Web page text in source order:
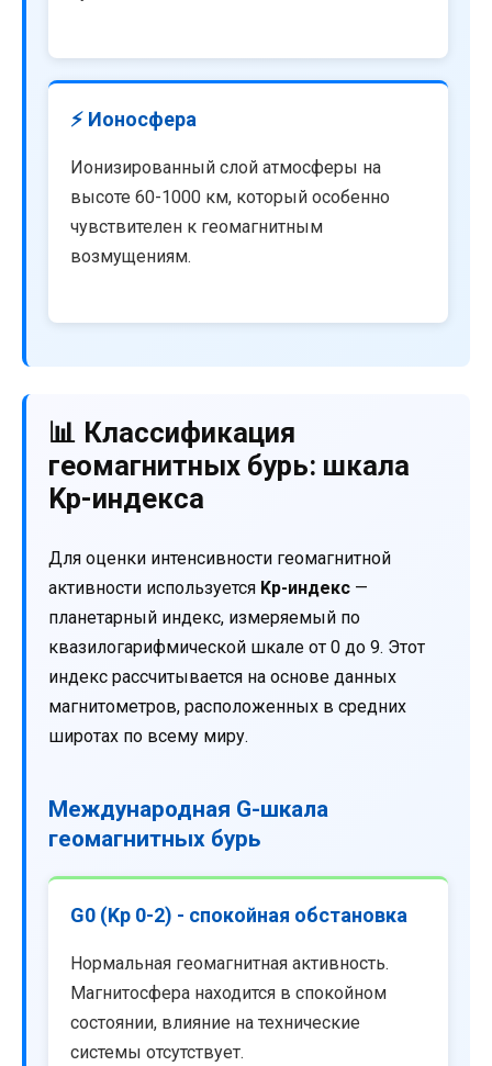
⚡ Ионосфера
Ионизированный слой атмосферы на
высоте 60-1000 км, который особенно
чувствителен к геомагнитным
возмущениям.
📊 Классификация
геомагнитных бурь: шкала
Kp-индекса
Для оценки интенсивности геомагнитной
активности используется Kp-индекс —
планетарный индекс, измеряемый по
квазилогарифмической шкале от 0 до 9. Этот
индекс рассчитывается на основе данных
магнитометров, расположенных в средних
широтах по всему миру.
Международная G-шкала
геомагнитных бурь
G0 (Kp 0-2) - спокойная обстановка
Нормальная геомагнитная активность.
Магнитосфера находится в спокойном
состоянии, влияние на технические
системы отсутствует.